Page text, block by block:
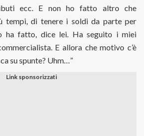
ecc. E non ho fatto altro che
tempi, di tenere i soldi da parte per
ha fatto, dice lei. Ha seguito i miei
E allora che motivo c’è
su spunte? Uhm…”